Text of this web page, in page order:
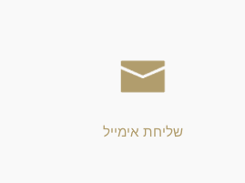
שליחת אימייל